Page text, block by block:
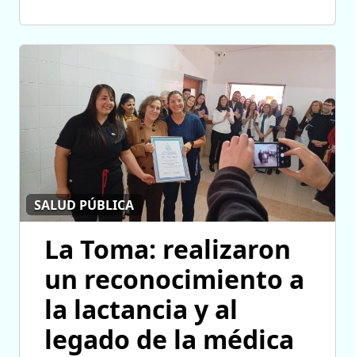
SALUD PÚBLICA
La Toma: realizaron
un reconocimiento a
la lactancia y al
legado de la médica